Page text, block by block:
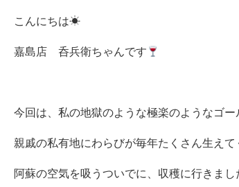
こんにちは☀
嘉島店 呑兵衛ちゃんです
今回は、私の地獄のような極楽のようなゴ
親戚の私有地にわらびが毎年たくさん生えて
阿蘇の空気を吸うついでに、収穫に行きま